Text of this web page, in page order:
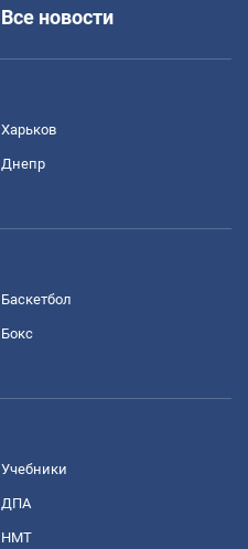
Все новости
Харьков
Днепр
Баскетбол
Бокс
Учебники
ДПА
НМТ